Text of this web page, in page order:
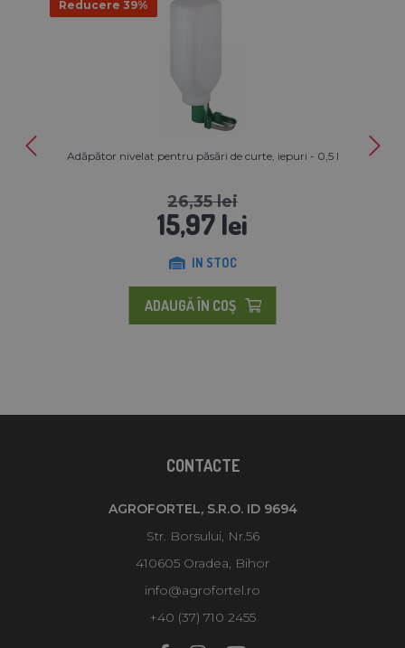
Reducere 39%
Adăpător nivelat pentru păsări de curte, iepuri - 0,5 l
26,35 lei
15,97 lei
IN STOC
ADAUGĂ ÎN COŞ
CONTACTE
AGROFORTEL, S.R.O. ID 9694
Str. Borsului, Nr.56
410605 Oradea, Bihor
info@agrofortel.ro
+40 (37) 710 2455